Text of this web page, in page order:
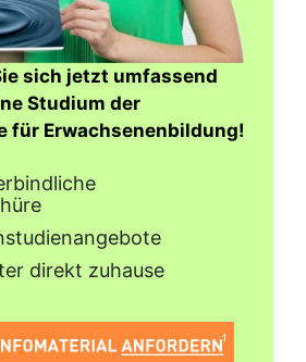
sich jetzt umfassend
Studium der
für Erwachsenenbildung!
direkt zuhause